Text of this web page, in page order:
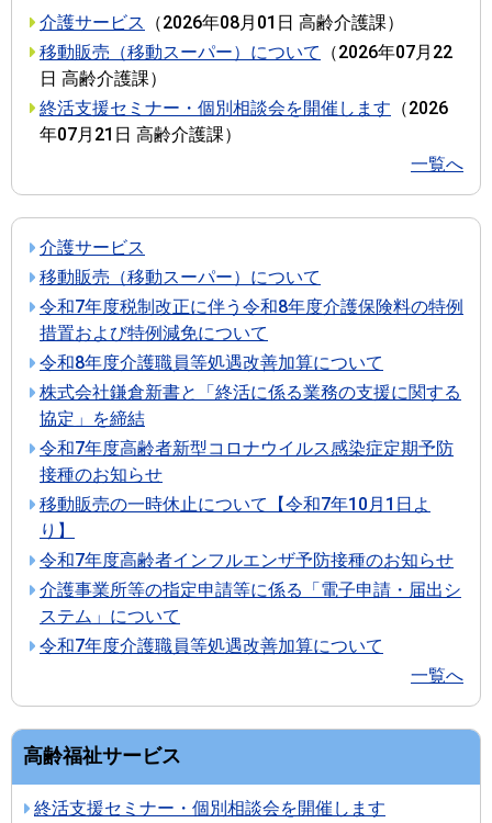
介護サービス （2026年08月01日 高齢介護課）
移動販売（移動スーパー）について
（2026年07月22
日 高齢介護課）
終活支援セミナー・個別相談会を開催します （2026
年07月21日 高齢介護課）
一覧へ
介護サービス
移動販売（移動スーパー）について
令和7年度税制改正に伴う令和8年度介護保険料の特例
措置および特例減免について
令和8年度介護職員等処遇改善加算について
株式会社鎌倉新書と「終活に係る業務の支援に関する
協定」を締結
令和7年度高齢者新型コロナウイルス感染症定期予防
接種のお知らせ
移動販売の一時休止について【令和7年10月1日よ
り】
令和7年度高齢者インフルエンザ予防接種のお知らせ
介護事業所等の指定申請等に係る「電子申請・届出シ
ステム」について
令和7年度介護職員等処遇改善加算について
一覧へ
高齢福祉サービス
終活支援セミナー・個別相談会を開催します